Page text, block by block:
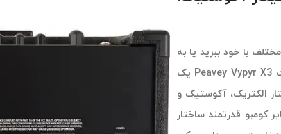
با خود ببرید یا به
تن‌های معمولی امپ‌های بهینه نشده قانع باشید. آمپلی فایر مالتی-اینسترومنت Peavey Vypyr X3 یک
گیتار الکتریک، آکوستیک و
کومبو قدرتمند ساختار